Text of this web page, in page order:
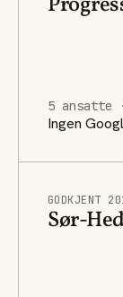
5 ansatte
Ingen
GODKJENT
Sør-